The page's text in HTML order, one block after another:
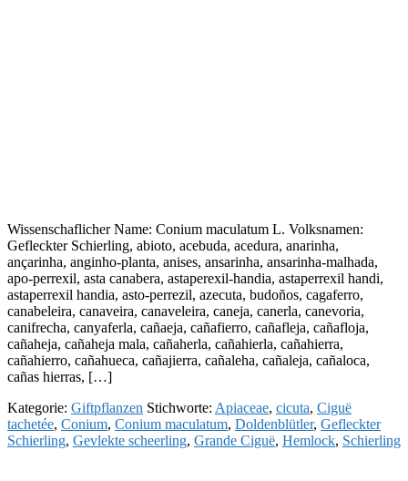
Wissenschaflicher Name: Conium maculatum L. Volksnamen:
Gefleckter Schierling, abioto, acebuda, acedura, anarinha,
ançarinha, anginho-planta, anises, ansarinha, ansarinha-malhada,
apo-perrexil, asta canabera, astaperexil-handia, astaperrexil handi,
astaperrexil handia, asto-perrezil, azecuta, budoños, cagaferro,
canabeleira, canaveira, canaveleira, caneja, canerla, canevoria,
canifrecha, canyaferla, cañaeja, cañafierro, cañafleja, cañafloja,
cañaheja, cañaheja mala, cañaherla, cañahierla, cañahierra,
cañahierro, cañahueca, cañajierra, cañaleha, cañaleja, cañaloca,
cañas hierras, […]
Kategorie: Giftpflanzen Stichworte: Apiaceae, cicuta, Ciguë
tachetée, Conium, Conium maculatum, Doldenblütler, Gefleckter
Schierling, Gevlekte scheerling, Grande Ciguë, Hemlock, Schierling